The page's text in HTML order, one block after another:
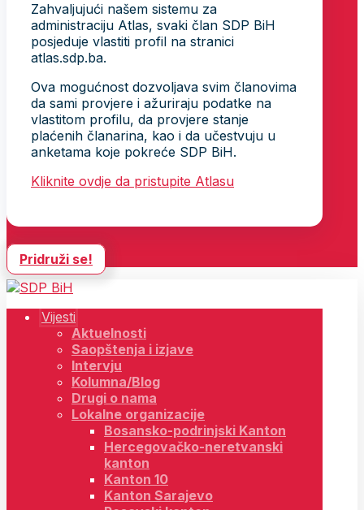
Zahvaljujući našem sistemu za
administraciju Atlas, svaki član SDP BiH
posjeduje vlastiti profil na stranici
atlas.sdp.ba.
Ova mogućnost dozvoljava svim članovima
da sami provjere i ažuriraju podatke na
vlastitom profilu, da provjere stanje
plaćenih članarina, kao i da učestvuju u
anketama koje pokreće SDP BiH.
Kliknite ovdje da pristupite Atlasu
Pridruži se!
Vijesti
Aktuelnosti
Saopštenja i izjave
Intervju
Kolumna/Blog
Drugi o nama
Lokalne organizacije
Bosansko-podrinjski Kanton
Hercegovačko-neretvanski
kanton
Kanton 10
Kanton Sarajevo